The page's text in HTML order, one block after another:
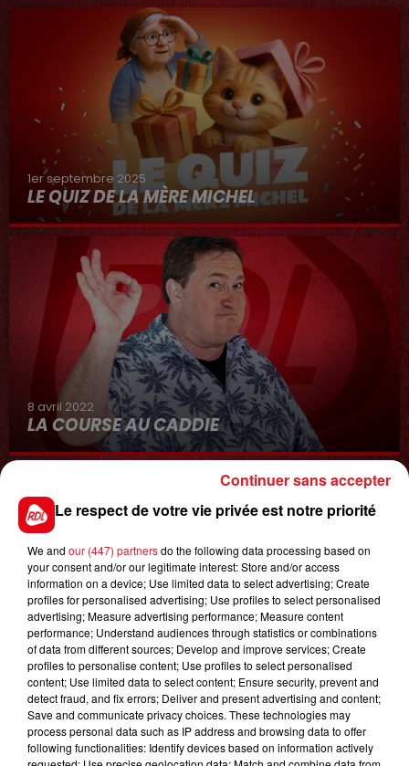
1er septembre 2025
LE QUIZ DE LA MÈRE MICHEL
8 avril 2022
LA COURSE AU CADDIE
0h00
GAGNEZ VOS ENTRÉES JOUR AU CENTER
PARCS DU LAC D'AILETTE !
LES PODCASTS
Le respect de votre vie privée est notre priorité
We and our (447) partnersdo the following data processing based on
your consent and/or our legitimate interest: Store and/or access
information on a device; Use limited data to select advertising; Create
profiles for personalised advertising; Use profiles to select personalised
advertising; Measure advertising performance; Measure content
performance; Understand audiences through statistics or combinations
of data from different sources; Develop and improve services; Create
profiles to personalise content; Use profiles to select personalised
content; Use limited data to select content; Ensure security, prevent and
detect fraud, and fix errors; Deliver and present advertising and content;
Save and communicate privacy choices. These technologies may
process personal data such as IP address and browsing data to offer
following functionalities: Identify devices based on information actively
Continuer sans accepter